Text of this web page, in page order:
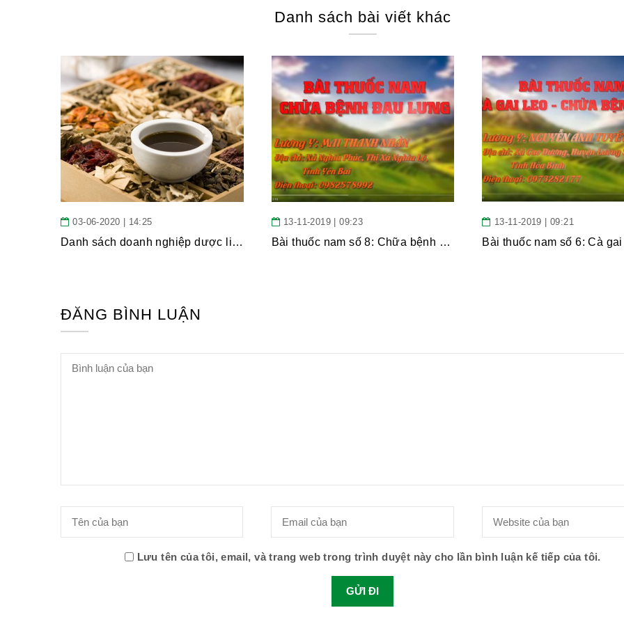
Danh sách bài viết khác
03-06-2020 | 14:25
Danh sách doanh nghiệp dược liệu
13-11-2019 | 09:23
Bài thuốc nam số 8: Chữa bệnh đau lưng
13-11-2019 | 09:21
ĐĂNG BÌNH LUẬN
Lưu tên của tôi, email, và trang web trong trình duyệt này cho lần bình luận kế tiếp của tôi.